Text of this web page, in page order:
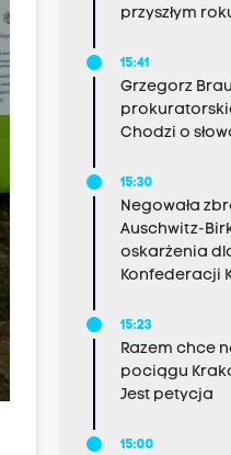
przyszłym
15:41
Grzegorz
Chodzi o
15:30
Negowała
Auschwitz-
oskarżenia
Konfederacji
15:23
Razem chce
pociągu
Jest petycja
15:00